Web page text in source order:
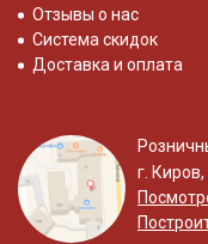
Отзывы о нас
Система скидок
Доставка и оплата
г.